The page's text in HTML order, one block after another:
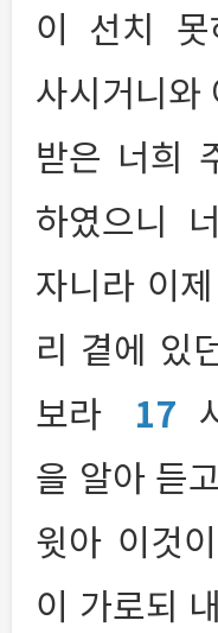
이 선치 못
사시거니와
받은 너희
하였으니
자니라 이
리 곁에 있
보라
17
을 알아 듣
윗아 이것
이 가로되